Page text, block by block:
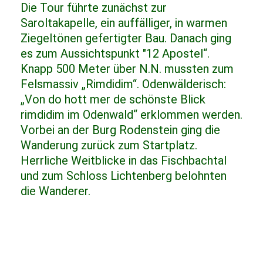
Die Tour führte zunächst zur
Saroltakapelle, ein auffälliger, in warmen
Ziegeltönen gefertigter Bau. Danach ging
es zum Aussichtspunkt "12 Apostel“.
Knapp 500 Meter über N.N. mussten zum
Felsmassiv „Rimdidim“. Odenwälderisch:
„Von do hott mer de schönste Blick
rimdidim im Odenwald“ erklommen werden.
Vorbei an der Burg Rodenstein ging die
Wanderung zurück zum Startplatz.
Herrliche Weitblicke in das Fischbachtal
und zum Schloss Lichtenberg belohnten
die Wanderer.